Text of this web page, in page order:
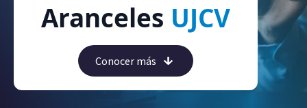
Aranceles UJCV
Conocer más